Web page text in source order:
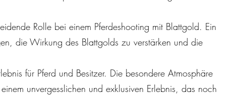
Rolle bei einem Pferdeshooting mit Blattgold. Ein
die Wirkung des Blattgolds zu verstärken und die
für Pferd und Besitzer. Die besondere Atmosphäre
unvergesslichen und exklusiven Erlebnis, das noch